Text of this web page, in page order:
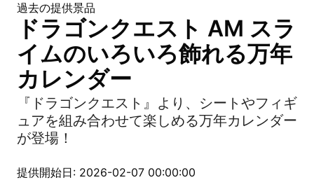
過去の提供景品
ドラゴンクエスト AM スラ
イムのいろいろ飾れる万年
カレンダー
『ドラゴンクエスト』より、シートやフィギ
ュアを組み合わせて楽しめる万年カレンダー
が登場！
提供開始日: 2026-02-07 00:00:00